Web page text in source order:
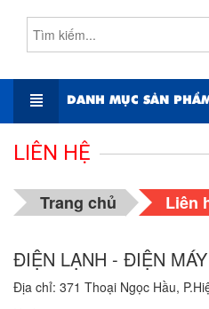
DANH MỤC SẢN
LIÊN HỆ
Trang chủ Liên
ĐIỆN LẠNH - ĐIỆN
Địa chỉ: 371 Thoại Ngọc Hầu,